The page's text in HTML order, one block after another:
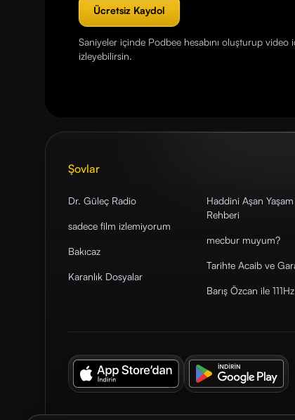
Ücretsiz Kaydol
Saniyeler içinde Podbee hesabını oluşturup video
izleyebilirsin.
Şovlar
Dr. Güleç Radio
sadece film izlemiyorum
Bakıcaz
Karanlık Dosyalar
Haddini Aşan Yaşam
Rehberi
mecbur muyum?
Tarihte Acaib ve
Barış Özcan ile 111Hz